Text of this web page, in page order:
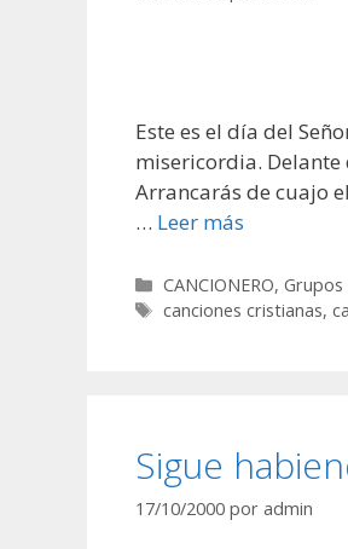
Este es el día del
misericordia. Delante
Arrancarás de cuajo
… Leer más
Categorías
CANCIONERO,Grupos
Etiquetas
canciones cristianas,
Sigue
17/10/2000 por admin